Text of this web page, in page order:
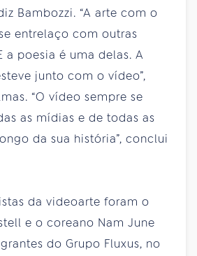
Bambozzi. “A arte com o
entrelaço com outras
a poesia é uma delas. A
junto com o vídeo”,
“O vídeo sempre se
as mídias e de todas as
da sua história”, conclui
da videoarte foram o
e o coreano Nam June
do Grupo Fluxus, no